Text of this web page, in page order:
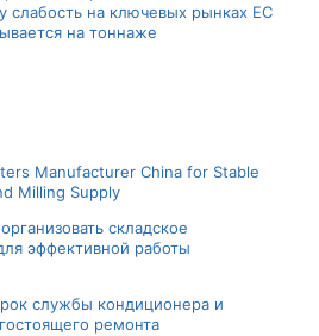
слабость на ключевых рынках ЕС
на тоннаже
Manufacturer China for Stable
Milling Supply
складское
эффективной работы
службы кондиционера и
ремонта